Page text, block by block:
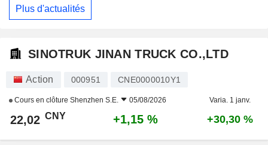
Plus d'actualités
SINOTRUK JINAN TRUCK CO.,LTD
Action 000951 CNE0000010Y1
Cours en clôture Shenzhen S.E. 05/08/2026 Varia. 1 janv.
22,02 CNY +1,15 % +30,30 %